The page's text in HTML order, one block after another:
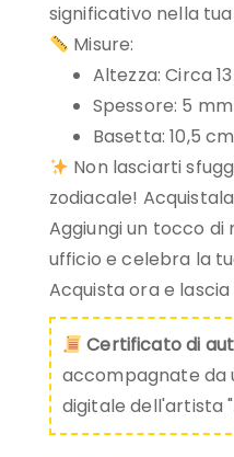
significativo nella
Misure:
Altezza: Circa
Spessore: 5 mm
Basetta: 10,5
Non lasciarti
zodiacale!
Aggiungi un tocco
ufficio e celebra la
Acquista ora e
Certificato di
accompagnate da
digitale dell'artista